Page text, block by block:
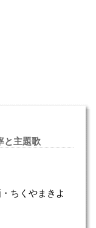
と主題歌
ちくやまきよ